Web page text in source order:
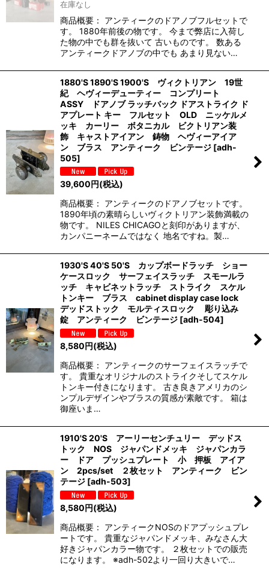
在庫なし
商品概要： アンティークのドアノブフルセットで
す。 1880年前後の物です。 今まで弊店に入荷し
た物の中でも群を抜いて 古いものです。 数ある
アンティークドアノブの中でも あまり見ない…
1880'S 1890'S 1900'S ヴィクトリアン 19世
紀 ヘヴィーデューティー コンプリート
ASSY ドアノブ ラッチバック ドアストライク ド
アプレート キー フルセット OLD ニッケルメ
ッキ カーリー ボタニカル ビクトリアン装
飾 キャストアイアン 鋳物 ヘヴィーアイア
ン ブラス アンティーク ビンテージ [adh-
505]
39,600 円(税込)
商品概要： アンティークのドアノブセットです。
1890年頃の素晴らしいヴィクトリアン装飾満載の
物です。 NILES CHICAGOと刻印がありますが、
カンパニーネームではなく 地名ですね。製…
1930'S 40'S 50'S カップボードラッチ ショー
ケースロック サーフェイスラッチ スモールラ
ッチ キャビネットラッチ ストライク スケル
トンキー ブラス cabinet display case lock
デッドストック モルティスロック 彫り込み
錠 アンティーク ビンテージ [adh-504]
8,580円(税込)
商品概要： アンティークのサーフェイスラッチで
す。 貴重なオリジナルのストライクそしてスケル
トンキー付きになります。 古き良きアメリカのシ
ンプルデザインやブラスの質感が素敵です。 箱は
御座いま…
1910'S 20'S アーリーセンチュリー デッドス
トック NOS ジャパンドメッキ ジャパンカラ
ー ドア プッシュプレート 小 押板 アイア
ン 2pcs/set ２枚セット アンティーク ビン
テージ [adh-503]
8,580円(税込)
商品概要： アンティークNOSのドアプッシュプレ
ートです。 貴重なジャパンドメッキ、みなさん大
好きジャパンカラー物です。 ２枚セットでの販売
になります。 ※adh-502より一回り大きいで…